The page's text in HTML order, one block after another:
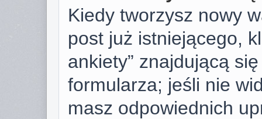
Kiedy tworzysz nowy
post już istniejącego,
ankiety” znajdującą
formularza; jeśli nie
masz odpowiednich